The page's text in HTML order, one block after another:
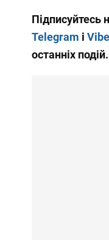
Підписуйтесь
Telegram і
останніх подій.